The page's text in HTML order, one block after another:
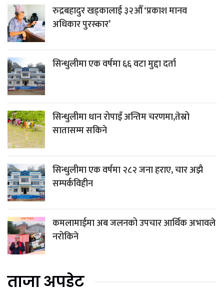
रुद्रबहादुर खड्कालाई ३२औँ ‘प्रकाश मानव
अधिकार पुरस्कार’
सिन्धुलीमा एक वर्षमा ६६ वटा मुद्दा दर्ता
सिन्धुलीमा धान रोपाइँ अन्तिम चरणमा,तेस्रो
सातासम्म सकिने
सिन्धुलीमा एक वर्षमा २८२ जना हराए, चार अझै
सम्पर्कविहीन
कमलामाईमा अब जलनको उपचार आर्थिक अभावले
नरोकिने
ताजा अपडेट